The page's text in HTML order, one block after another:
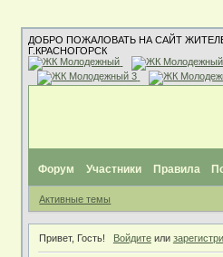
ДОБРО ПОЖАЛОВАТЬ НА САЙТ
Г.КРАСНОГОРСК
Форум Участники Правила
Активные темы
Привет, Гость! Войдитеили